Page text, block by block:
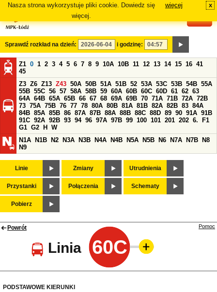
Nasza strona wykorzystuje pliki cookie. Dowiedz się
więcej.
więcej x
Sprawdź rozkład na dzień: i godzinę:
Z1 0 1 2 3 4 5 6 7 8 9 10A 10B 11 12 13 14 15 16 41
45
Z3 Z6 Z13 Z43 50A 50B 51A 51B 52 53A 53C 53B 54B 55A
55B 55C 56 57 58A 58B 59 60A 60B 60C 60D 61 62 63
64A 64B 65A 65B 66 67 68 69A 69B 70 71A 71B 72A 72B
73 75A 75B 76 77 78 80A 80B 81A 81B 82A 82B 83 84A
84B 85A 85B 86 87A 87B 88A 88B 88C 88D 89 90 91A 91B
91C 92A 92B 93 94 96 97A 97B 99 100 101 201 202 6.
F1
G1 G2 H
W
N1A
N1B N2 N3A N3B N4A N4B N5A N5B N6 N7A N7B
N8
N9
Linie Zmiany Utrudnienia
Przystanki Połączenia Schematy
Pobierz
Powrót
Linia 60C
Pomoc
PODSTAWOWE KIERUNKI